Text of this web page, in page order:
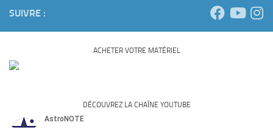
SUIVRE :
ACHETER VOTRE MATÉRIEL
DÉCOUVREZ LA CHAÎNE YOUTUBE